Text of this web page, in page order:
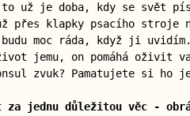
je doba, kdy se svět
přes klapky psacího stroje
budu moc ráda, když ji
jemu, on pomáhá oživit
zvuk? Pamatujete si ho
za jednu důležitou věc -